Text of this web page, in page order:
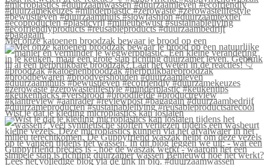
Met onze katoenen broodzak bewaar je brood op een
Wist je dat je kleding microplastics kan loslaten